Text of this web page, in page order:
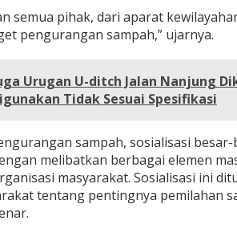
semua pihak, dari aparat
pengurangan sampah,” ujarnya.
Urugan U-ditch Jalan Nanjung
Tidak Sesuai Spesifikasi
sampah, sosialisasi
melibatkan berbagai elemen
masyarakat. Sosialisasi ini
tentang pentingnya pemilahan